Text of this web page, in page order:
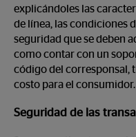
explicándoles las
de línea, las condiciones
seguridad que se deben
como contar con un
código del corresponsal,
costo para el consumidor.
Seguridad de las